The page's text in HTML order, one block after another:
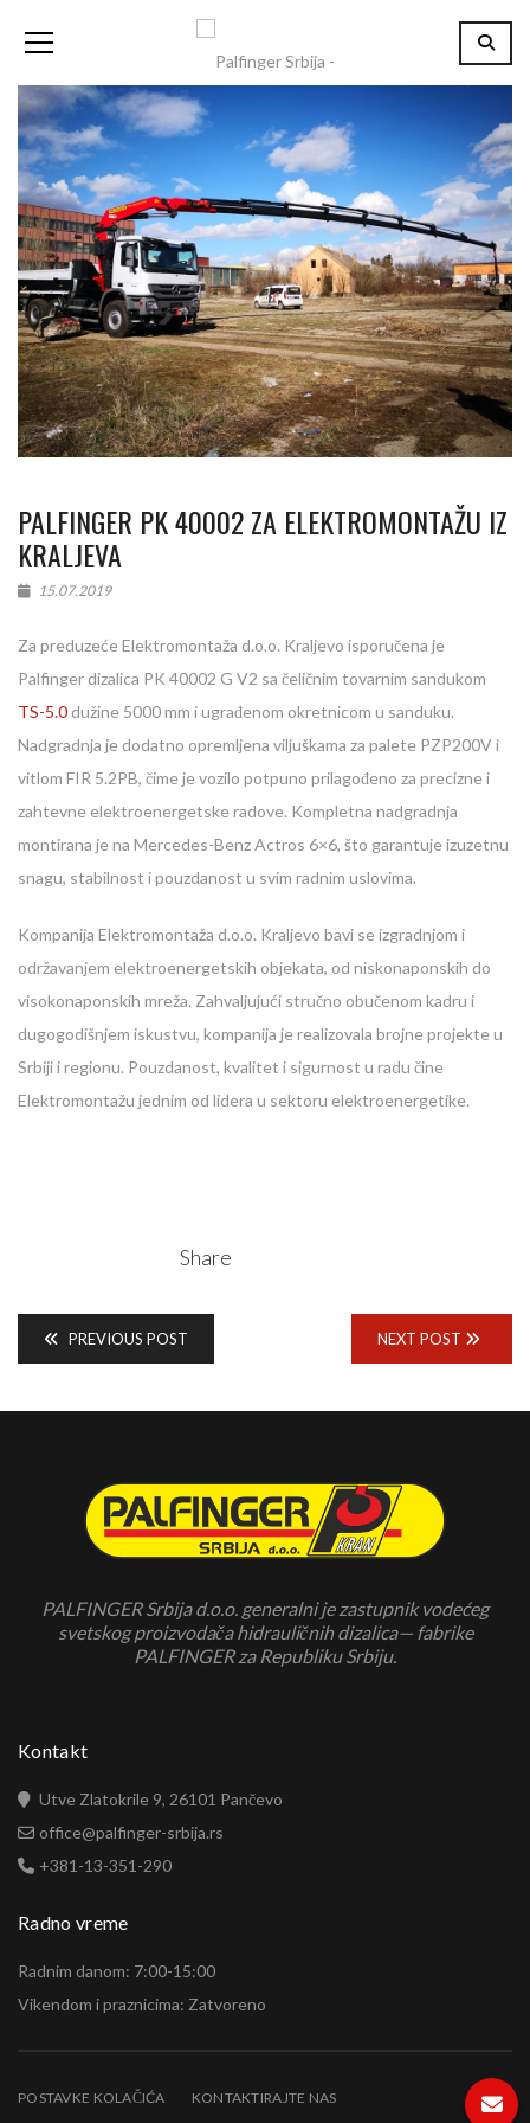
PALFINGER PK 40002 ZA ELEKTROMONTAŽU IZ
KRALJEVA
15.07.2019
Za preduzeće Elektromontaža d.o.o. Kraljevo isporučena je
Palfinger dizalica PK 40002 G V2 sa čeličnim tovarnim sandukom
TS-5.0 dužine 5000 mm i ugrađenom okretnicom u sanduku.
Nadgradnja je dodatno opremljena viljuškama za palete PZP200V i
vitlom FIR 5.2PB, čime je vozilo potpuno prilagođeno za precizne i
zahtevne elektroenergetske radove. Kompletna nadgradnja
montirana je na Mercedes-Benz Actros 6×6, što garantuje izuzetnu
snagu, stabilnost i pouzdanost u svim radnim uslovima.
Kompanija Elektromontaža d.o.o. Kraljevo bavi se izgradnjom i
održavanjem elektroenergetskih objekata, od niskonaponskih do
visokonaponskih mreža. Zahvaljujući stručno obučenom kadru i
dugogodišnjem iskustvu, kompanija je realizovala brojne projekte u
Srbiji i regionu. Pouzdanost, kvalitet i sigurnost u radu čine
Elektromontažu jednim od lidera u sektoru elektroenergetike.
Share
PREVIOUS POST NEXT POST
PALFINGER Srbija d.o.o. generalni je zastupnik vodećeg
svetskog proizvodača hidrauličnih dizalica— fabrike
PALFINGER za Republiku Srbiju.
Kontakt
Utve Zlatokrile 9, 26101 Pančevo
office@palfinger-srbija.rs
+381-13-351-290
Radno vreme
Radnim danom: 7:00-15:00
Vikendom i praznicima: Zatvoreno
POSTAVKE KOLAČIĆA KONTAKTIRAJTE NAS